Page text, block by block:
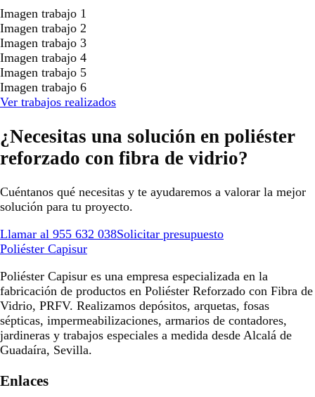
Imagen trabajo 1
Imagen trabajo 2
Imagen trabajo 3
Imagen trabajo 4
Imagen trabajo 5
Imagen trabajo 6
Ver trabajos realizados
¿Necesitas una solución en poliéster
reforzado con fibra de vidrio?
Cuéntanos qué necesitas y te ayudaremos a valorar la mejor
solución para tu proyecto.
Llamar al 955 632 038Solicitar presupuesto
Poliéster Capisur
Poliéster Capisur es una empresa especializada en la
fabricación de productos en Poliéster Reforzado con Fibra de
Vidrio, PRFV. Realizamos depósitos, arquetas, fosas
sépticas, impermeabilizaciones, armarios de contadores,
jardineras y trabajos especiales a medida desde Alcalá de
Guadaíra, Sevilla.
Enlaces